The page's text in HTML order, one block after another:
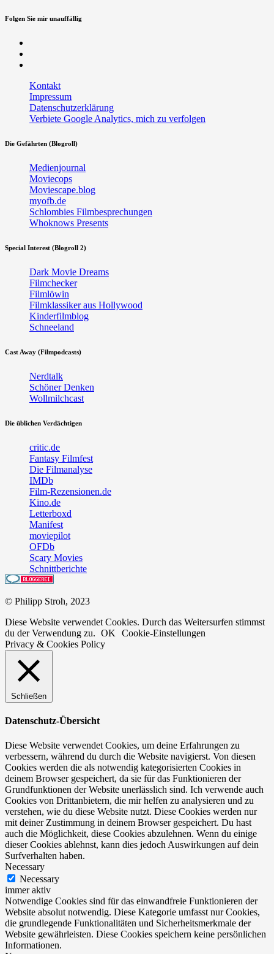
Folgen Sie mir unauffällig
Kontakt
Impressum
Datenschutzerklärung
Verbiete Google Analytics, mich zu verfolgen
Die Gefährten (Blogroll)
Medienjournal
Moviecops
Moviescape.blog
myofb.de
Schlombies Filmbesprechungen
Whoknows Presents
Special Interest (Blogroll 2)
Dark Movie Dreams
Filmchecker
Filmlöwin
Filmklassiker aus Hollywood
Kinderfilmblog
Schneeland
Cast Away (Filmpodcasts)
Nerdtalk
Schöner Denken
Wollmilchcast
Die üblichen Verdächtigen
critic.de
Fantasy Filmfest
Die Filmanalyse
IMDb
Film-Rezensionen.de
Kino.de
Letterboxd
Manifest
moviepilot
OFDb
Scary Movies
Schnittberichte
© Philipp Stroh, 2023
Diese Website verwendet Cookies. Durch das Weitersurfen stimmst
du der Verwendung zu. OK
Cookie-Einstellungen
Privacy & Cookies Policy
Schließen
Datenschutz-Übersicht
Diese Website verwendet Cookies, um deine Erfahrungen zu
verbessern, während du durch die Website navigierst. Von diesen
Cookies werden die als notwendig kategorisierten Cookies in
deinem Browser gespeichert, da sie für das Funktionieren der
Grundfunktionen der Website unerlässlich sind. Ich verwende auch
Cookies von Drittanbietern, die mir helfen zu analysieren und zu
verstehen, wie du diese Website nutzt. Diese Cookies werden nur
mit deiner Zustimmung in deinem Browser gespeichert. Du hast
auch die Möglichkeit, diese Cookies abzulehnen. Wenn du einige
dieser Cookies ablehnst, kann dies jedoch Auswirkungen auf dein
Surfverhalten haben.
Necessary
Necessary
immer aktiv
Notwendige Cookies sind für das einwandfreie Funktionieren der
Website absolut notwendig. Diese Kategorie umfasst nur Cookies,
die grundlegende Funktionalitäten und Sicherheitsmerkmale der
Website gewährleisten. Diese Cookies speichern keine persönlichen
Informationen.